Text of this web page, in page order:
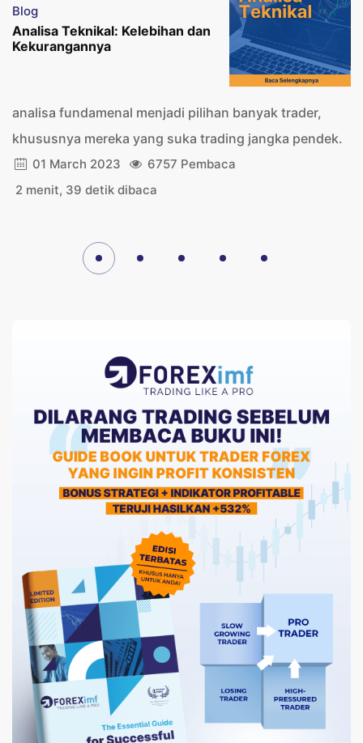
Blog
Analisa Teknikal: Kelebihan dan
Kekurangannya
analisa fundamenal menjadi pilihan banyak trader,
khususnya mereka yang suka trading jangka pendek.
01 March 2023
6757 Pembaca
2 menit, 39 detik dibaca